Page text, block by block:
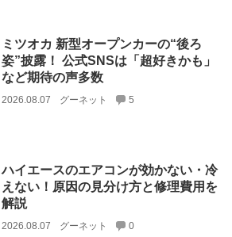
ミツオカ 新型オープンカーの“後ろ
姿”披露！ 公式SNSは「超好きかも」
など期待の声多数
2026.08.07 グーネット 5
ハイエースのエアコンが効かない・冷
えない！原因の見分け方と修理費用を
解説
2026.08.07 グーネット 0